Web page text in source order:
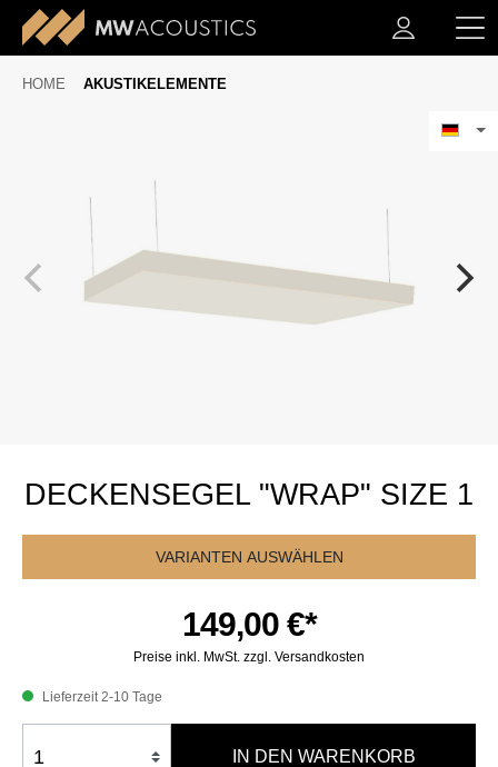
HOME AKUSTIKELEMENTE
DECKENSEGEL "WRAP" SIZE 1
VARIANTEN AUSWÄHLEN
149,00 €*
Preise inkl. MwSt. zzgl. Versandkosten
Lieferzeit 2-10 Tage
IN DEN WARENKORB